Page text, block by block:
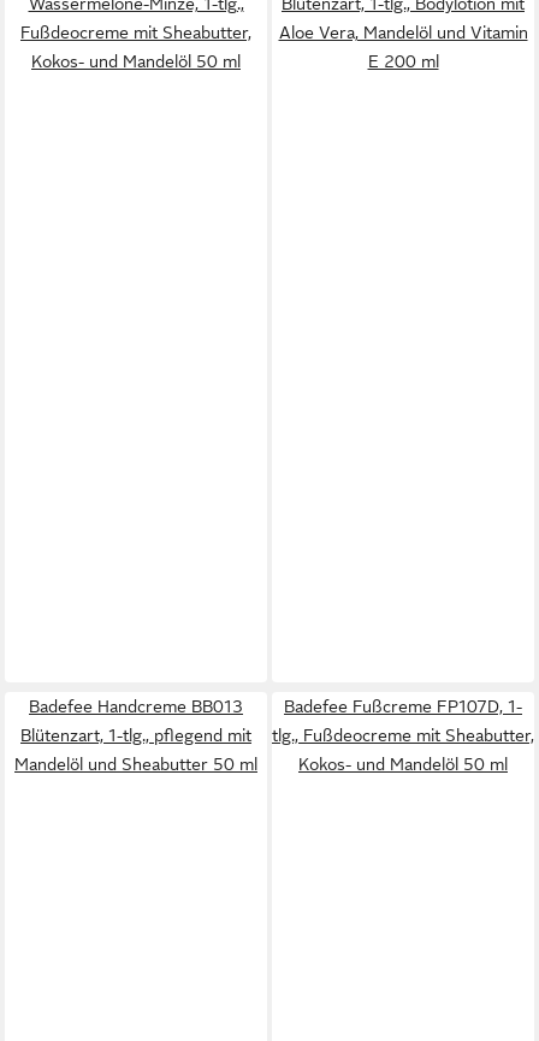
Fußdeocreme mit Sheabutter,
Kokos- und Mandelöl 50 ml
Aloe Vera, Mandelöl und Vitamin
E 200 ml
Badefee Handcreme BB013
Blütenzart, 1-tlg., pflegend mit
Mandelöl und Sheabutter 50 ml
Badefee Fußcreme FP107D, 1-
tlg., Fußdeocreme mit Sheabutter,
Kokos- und Mandelöl 50 ml